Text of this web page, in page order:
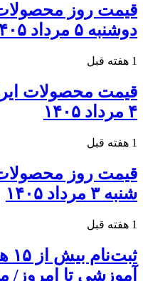
قیمت روز محصولات
دوشنبه ۵ مرداد ۱۴۰۵
1 هفته قبل
قیمت محصولات
۴ مرداد ۱۴۰۵
1 هفته قبل
قیمت روز محصولات
شنبه ۳ مرداد ۱۴۰۵
1 هفته قبل
آموزشی تا امروز/